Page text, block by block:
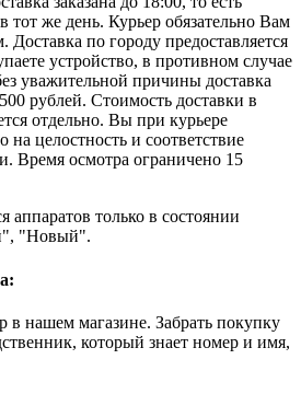
тот же день. Курьер обязательно Вам
Доставка по городу предоставляется
устройство, в противном случае
уважительной причины доставка
рублей. Стоимость доставки в
отдельно. Вы при курьере
на целостность и соответствие
Время осмотра ограничено 15
аппаратов только в состоянии
"Новый".
в нашем магазине. Забрать покупку
который знает номер и имя,